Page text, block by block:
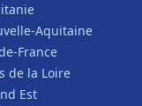
Aquitaine
France
de la Loire
Est